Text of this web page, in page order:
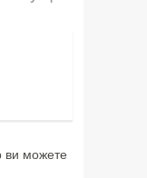
ви можете